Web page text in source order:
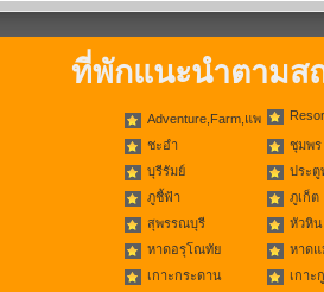
ที่พักแนะนำตามส
Adventure,Farm,แพ
ชะอำ ชุมพร
บุรีรัมย์
ประตู
ภูชี้ฟ้า
ภูเก็ต
สุพรรณบุรี
หัวหิน
หาดอรุโณทัย
หาดแ
เกาะกระดาน
เกาะ